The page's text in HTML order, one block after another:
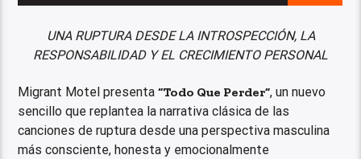
UNA RUPTURA DESDE LA INTROSPECCIÓN, LA
RESPONSABILIDAD Y EL CRECIMIENTO PERSONAL
Migrant Motel presenta“Todo Que Perder”, un nuevo
sencillo que replantea la narrativa clásica de las
canciones de ruptura desde una perspectiva masculina
más consciente, honesta y emocionalmente